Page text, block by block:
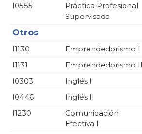
I0555
Práctica Profesional
Supervisada
Otros
I1130 Emprendedorismo I
I1131
Emprendedorismo II
I0303
Inglés I
I0446
Inglés II
I1230
Comunicación
Efectiva I